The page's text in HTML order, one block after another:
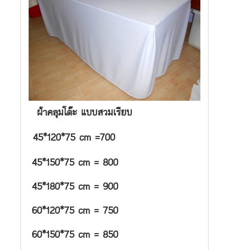
ผ้าคลุมโต๊ะ แบบสวมเรียบ
45*120*75 cm =700
45*150*75 cm = 800
45*180*75 cm = 900
60*120*75 cm = 750
60*150*75 cm = 850